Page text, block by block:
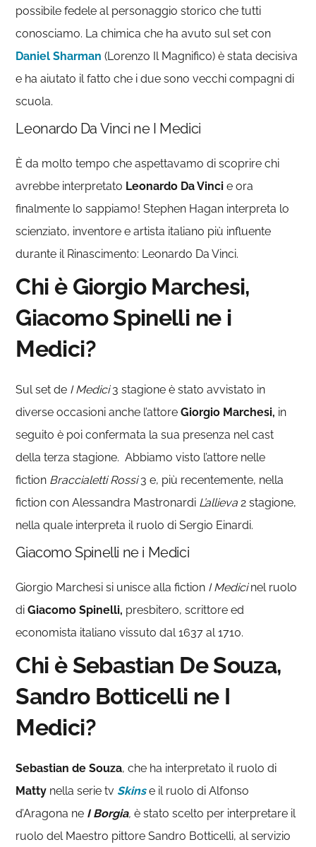
possibile fedele al personaggio storico che tutti
conosciamo. La chimica che ha avuto sul set con
Daniel Sharman (Lorenzo Il Magnifico) è stata decisiva
e ha aiutato il fatto che i due sono vecchi compagni di
scuola.
Leonardo Da Vinci ne I Medici
È da molto tempo che aspettavamo di scoprire chi
avrebbe interpretato Leonardo Da Vinci e ora
finalmente lo sappiamo! Stephen Hagan interpreta lo
scienziato, inventore e artista italiano più influente
durante il Rinascimento: Leonardo Da Vinci.
Chi è Giorgio Marchesi,
Giacomo Spinelli ne i
Medici?
Sul set de I Medici3 stagione è stato avvistato in
diverse occasioni anche l’attoreGiorgio Marchesi, in
seguito è poi confermata la sua presenza nel cast
della terza stagione. Abbiamo visto l’attore nelle
fiction Braccialetti Rossi3 e, più recentemente, nella
fiction con Alessandra Mastronardi L’allieva 2 stagione,
nella quale interpreta il ruolo di Sergio Einardi.
Giacomo Spinelli ne i Medici
Giorgio Marchesi si unisce alla fiction I Medicinel ruolo
diGiacomo Spinelli, presbitero, scrittore ed
economista italiano vissuto dal 1637 al 1710.
Chi è Sebastian De Souza,
Sandro Botticelli ne I
Medici?
Sebastian de Souza, che ha interpretato il ruolo di
Matty nella serie tv Skinse il ruolo di Alfonso
d’Aragona ne I Borgia,è stato scelto per interpretare il
ruolo del Maestro pittore Sandro Botticelli, al servizio